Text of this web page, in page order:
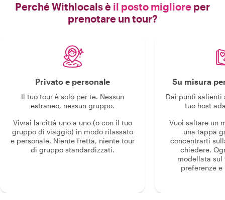
Perché Withlocals è il posto migliore per
prenotare un tour?
Privato e personale
Il tuo tour è solo per te. Nessun
estraneo, nessun gruppo.
Vivrai la città uno a uno (o con il tuo
gruppo di viaggio) in modo rilassato
e personale. Niente fretta, niente tour
di gruppo standardizzati.
Su misura
Dai punti salienti
tuo host
Vuoi saltare un
una tappa
concentrarti
chiedere.
modellata sul
preferenze